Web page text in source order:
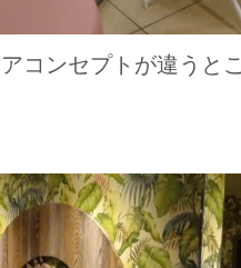
コンセプトが違うと